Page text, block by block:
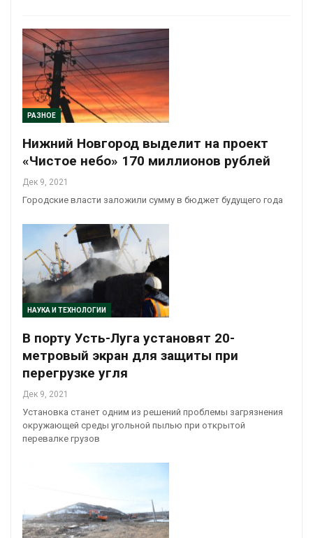
РАЗНОЕ
Нижний Новгород выделит на проект
«Чистое небо» 170 миллионов рублей
Дек 9, 2021
Городские власти заложили сумму в бюджет будущего года
НАУКА И ТЕХНОЛОГИИ
В порту Усть-Луга установят 20-
метровый экран для защиты при
перегрузке угля
Дек 9, 2021
Установка станет одним из решений проблемы загрязнения
окружающей среды угольной пылью при открытой
перевалке грузов